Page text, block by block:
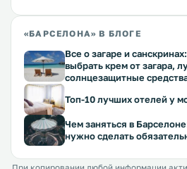
«БАРСЕЛОНА» В БЛОГЕ
Все о загаре и
выбрать крем от загара,
солнцезащитные
Топ-10 лучших отелей у
Чем заняться в
нужно сделать